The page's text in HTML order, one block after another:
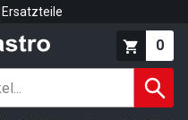
Ersatzteile
0